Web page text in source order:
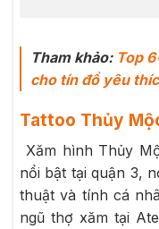
Tham khảo: Top
cho tín đồ yêu
Tattoo Thủy
Xăm hình Thủy
nổi bật tại quận 3,
thuật và tính cá
ngũ thợ xăm tại